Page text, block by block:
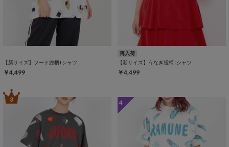
【新サイズ】フード総柄Tシャツ
￥4,499
再入荷
【新サイズ】うなぎ総柄Tシャツ
￥4,499
3 4